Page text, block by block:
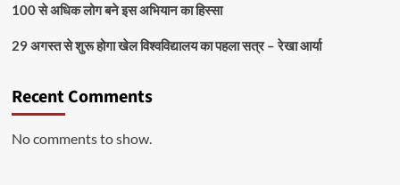
100 से अधिक लोग बने इस अभियान का हिस्सा
29 अगस्त से शुरू होगा खेल विश्वविद्यालय का पहला सत्र – रेखा आर्या
Recent Comments
No comments to show.